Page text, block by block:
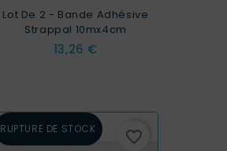
Lot De 2 - Bande Adhésive
Strappal 10mx4cm
Prix
13,26 €
RUPTURE DE STOCK favorite_border